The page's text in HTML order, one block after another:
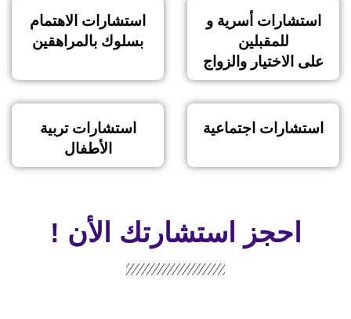
استشارات أسرية و
للمقبلين
على الاختيار والزواج
استشارات الاهتمام
بسلوك بالمراهقين
استشارات اجتماعية
استشارات تربية
الأطفال
احجز استشارتك الأن !